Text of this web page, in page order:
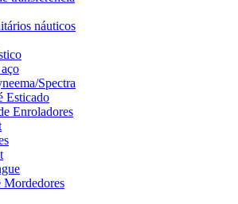
náuticos
Spectra
Esticado
Enroladores
Mordedores